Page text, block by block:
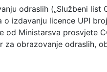
odraslih („Službeni list
o izdavanju licence UPI
od Ministarsva prosvjete
za obrazovanje odraslih,